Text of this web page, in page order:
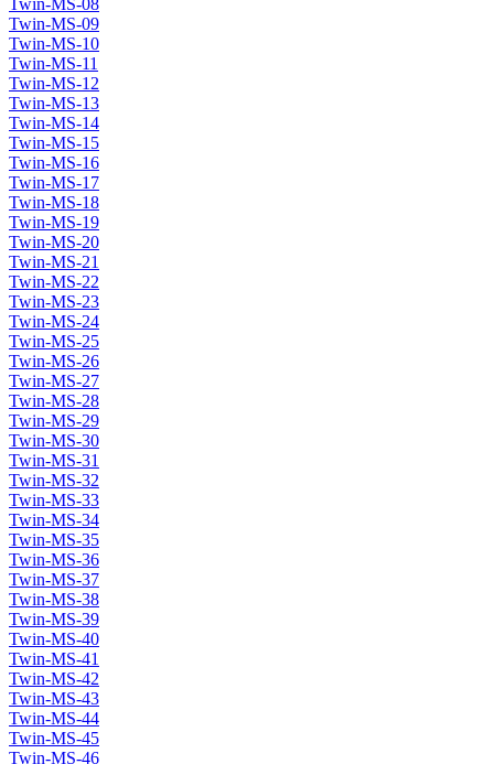
Twin-MS-09
Twin-MS-10
Twin-MS-11
Twin-MS-12
Twin-MS-13
Twin-MS-14
Twin-MS-15
Twin-MS-16
Twin-MS-17
Twin-MS-18
Twin-MS-19
Twin-MS-20
Twin-MS-21
Twin-MS-22
Twin-MS-23
Twin-MS-24
Twin-MS-25
Twin-MS-26
Twin-MS-27
Twin-MS-28
Twin-MS-29
Twin-MS-30
Twin-MS-31
Twin-MS-32
Twin-MS-33
Twin-MS-34
Twin-MS-35
Twin-MS-36
Twin-MS-37
Twin-MS-38
Twin-MS-39
Twin-MS-40
Twin-MS-41
Twin-MS-42
Twin-MS-43
Twin-MS-44
Twin-MS-45
Twin-MS-46